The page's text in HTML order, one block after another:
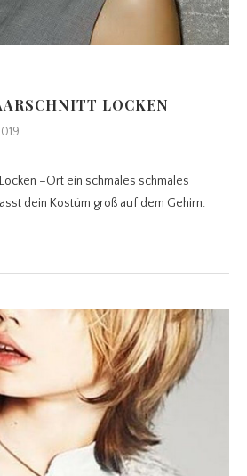
LOCKEN
–Ort ein schmales schmales
dein Kostüm groß auf dem Gehirn.